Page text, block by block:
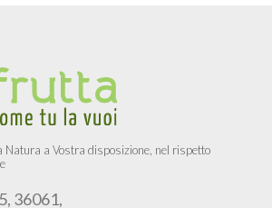
Natura a Vostra disposizione, nel rispetto
36061,